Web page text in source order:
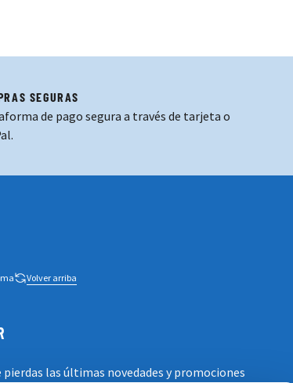
SEGURAS
de pago segura a través de tarjeta o
Volver arriba
las últimas novedades y promociones